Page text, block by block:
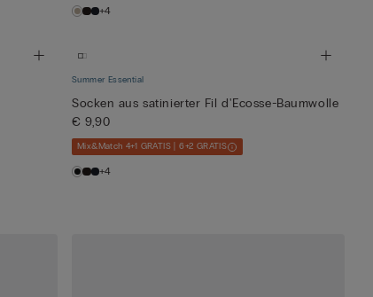
+4
Summer Essential
Socken aus satinierter Fil d'Ecosse-Baumwolle
€ 9,90
Mix&Match 4+1 GRATIS | 6+2 GRATIS
+4